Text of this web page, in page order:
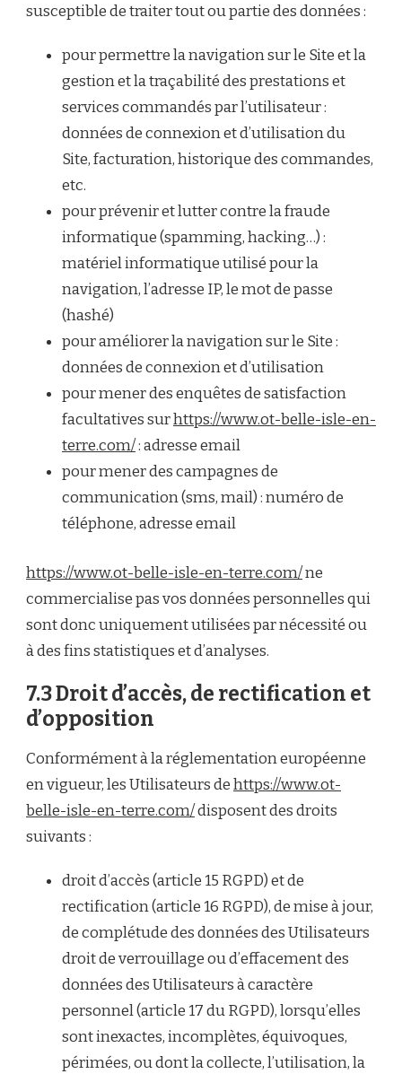
susceptible de traiter tout ou partie des données :
pour permettre la navigation sur le Site et la
gestion et la traçabilité des prestations et
services commandés par l’utilisateur :
données de connexion et d’utilisation du
Site, facturation, historique des commandes,
etc.
pour prévenir et lutter contre la fraude
informatique (spamming, hacking…) :
matériel informatique utilisé pour la
navigation, l’adresse IP, le mot de passe
(hashé)
pour améliorer la navigation sur le Site :
données de connexion et d’utilisation
pour mener des enquêtes de satisfaction
facultatives surhttps://www.ot-belle-isle-en-
terre.com/: adresse email
pour mener des campagnes de
communication (sms, mail) : numéro de
téléphone, adresse email
https://www.ot-belle-isle-en-terre.com/ne
commercialise pas vos données personnelles qui
sont donc uniquement utilisées par nécessité ou
à des fins statistiques et d’analyses.
7.3 Droit d’accès, de rectification et
d’opposition
Conformément à la réglementation européenne
en vigueur, les Utilisateurs dehttps://www.ot-
belle-isle-en-terre.com/disposent des droits
suivants :
droit d’accès (article 15 RGPD) et de
rectification (article 16 RGPD), de mise à jour,
de complétude des données des Utilisateurs
droit de verrouillage ou d’effacement des
données des Utilisateurs à caractère
personnel (article 17 du RGPD), lorsqu’elles
sont inexactes, incomplètes, équivoques,
périmées, ou dont la collecte, l’utilisation, la